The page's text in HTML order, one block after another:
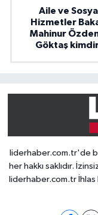
Aile ve Sosyal
Hizmetler
Mahinur
Göktaş
liderhaber.com.tr'de
her hakkı saklıdır.
liderhaber.com.tr İhlas